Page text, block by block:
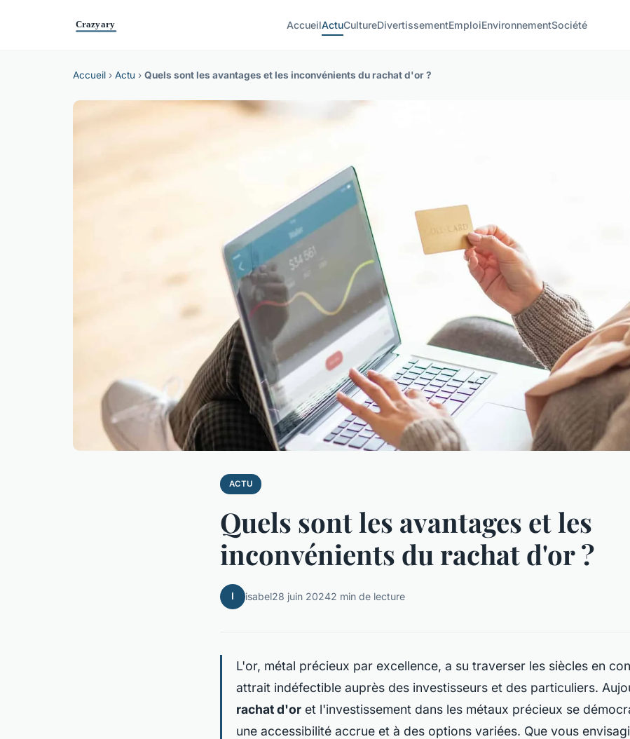
AccueilActuCultureDivertissementEmploiEnvironnementSociété
Accueil › Actu › Quels sont les avantages et les inconvénients du rachat d'or ?
ACTU
Quels sont les avantages et les
inconvénients du rachat d'or ?
I isabel28 juin 20242 min de lecture
L'or, métal précieux par excellence, a su traverser les siècles en
attrait indéfectible auprès des investisseurs et des particuliers.
rachat d'or et l'investissement dans les métaux précieux se
une accessibilité accrue et à des options variées. Que vous